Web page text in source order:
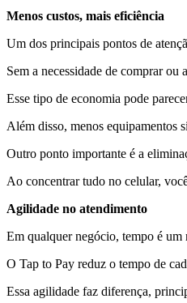
Menos custos, mais eficiência
Um dos principais pontos de
Sem a necessidade de comprar
Esse tipo de economia pode
Além disso, menos equipamentos
Outro ponto importante é a
Ao concentrar tudo no celular,
Agilidade no atendimento
Em qualquer negócio, tempo é um
O Tap to Pay reduz o tempo de
Essa agilidade faz diferença,